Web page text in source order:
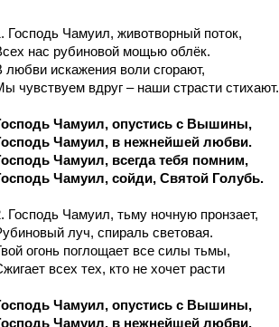
Господь Чамуил, животворный поток,
нас рубиновой мощью облёк.
любви искажения воли сгорают,
чувствуем вдруг – наши страсти стихают.
Чамуил, опустись с Вышины,
Чамуил, в нежнейшей любви.
Чамуил, всегда тебя помним,
Чамуил, сойди, Святой Голубь.
Господь Чамуил, тьму ночную пронзает,
луч, спираль световая.
огонь поглощает все силы тьмы,
всех тех, кто не хочет расти
Чамуил, опустись с Вышины,
Чамуил, в нежнейшей любви.